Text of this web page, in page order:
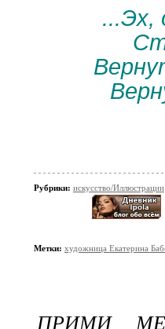
...Эх,
Рубрики: искусство/Иллюстрации
Метки: художница Екатерина
ПРИМИ